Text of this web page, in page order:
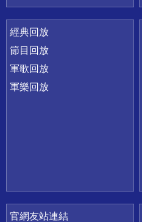
經典回放
節目回放
軍歌回放
軍樂回放
官網友站連結